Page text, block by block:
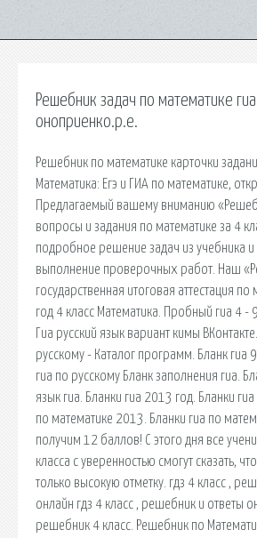
Решебник задач по математике
оноприенко.р.е.
Решебник по математике карточки
Математика: Егэ и ГИА по математике,
Предлагаемый вашему вниманию
вопросы и задания по математике за 4
подробное решение задач из учебника и
выполнение проверочных работ. Наш
государственная итоговая аттестация
год 4 класс Математика. Пробный гиа 4 -
Гиа русский язык вариант кимы
русскому - Каталог программ. Бланк гиа
гиа по русскому Бланк заполнения гиа.
язык гиа. Бланки гиа 2013 год. Бланки
по математике 2013. Бланки гиа по
получим 12 баллов! С этого дня все
класса с уверенностью смогут сказать,
только высокую отметку. гдз 4 класс ,
онлайн гдз 4 класс , решебник и ответы
решебник 4 класс. Решебник по